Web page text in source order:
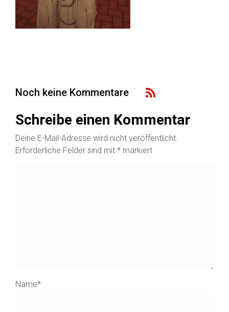
Noch keine Kommentare
Schreibe einen Kommentar
Deine E-Mail-Adresse wird nicht veröffentlicht.
Erforderliche Felder sind mit * markiert
Name*